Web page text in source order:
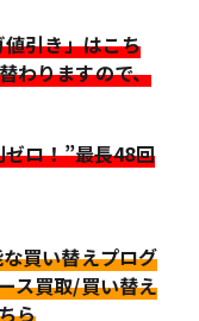
引き」はこち
わりますので、
ロ！”最長48回
買い替えプログ
ス買取/買い替え
ら